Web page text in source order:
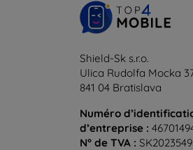
Shield-Sk s.r.o.
Ulica Rudolfa Mocka
841 04 Bratislava
Numéro
d’entreprise :
N° de TVA :